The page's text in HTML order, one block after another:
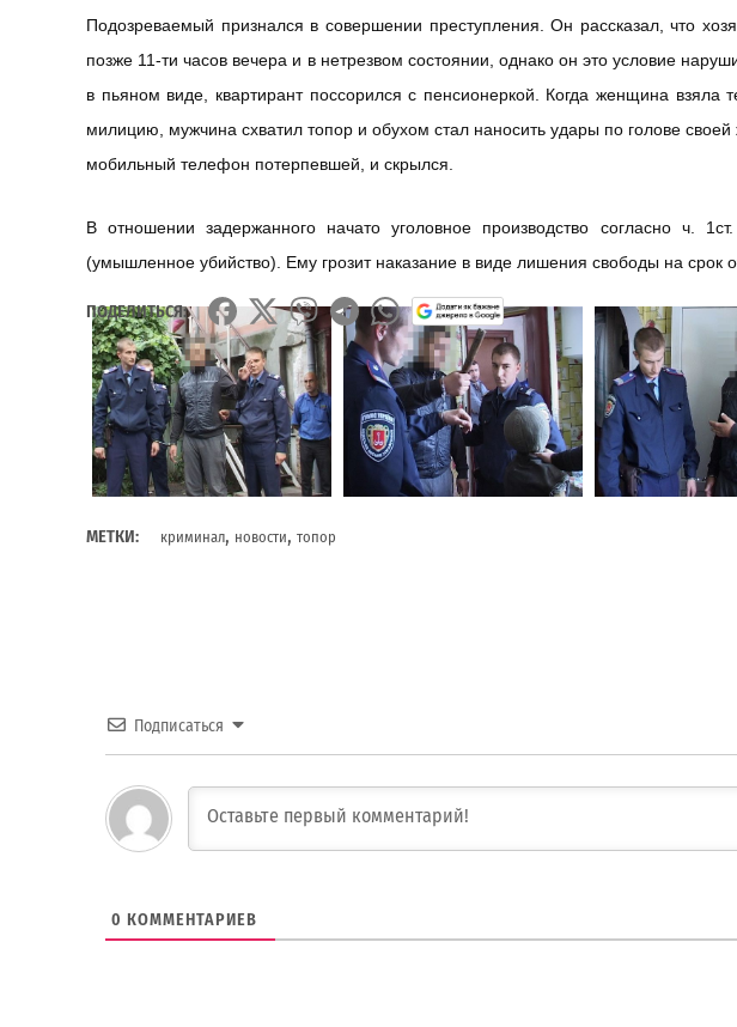
Подозреваемый признался в совершении преступления. Он рассказал, что
позже 11-ти часов вечера и в нетрезвом состоянии, однако он это условие
в пьяном виде, квартирант поссорился с пенсионеркой. Когда женщина взяла
милицию, мужчина схватил топор и обухом стал наносить удары по голове своей
мобильный телефон потерпевшей, и скрылся.
В отношении задержанного начато уголовное производство согласно ч.
(умышленное убийство). Ему грозит наказание в виде лишения свободы на срок
ПОДЕЛИТЬСЯ:
МЕТКИ: криминал, новости, топор
Подписаться
0 КОММЕНТАРИЕВ